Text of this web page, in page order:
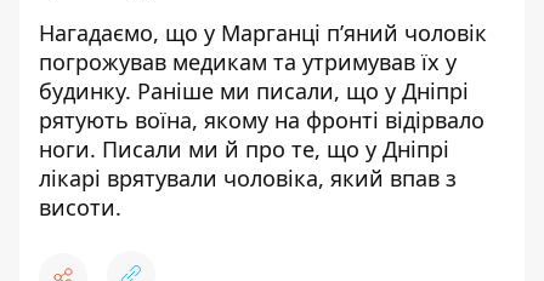
Нагадаємо, що у Марганці п’яний чоловік
погрожував медикам та утримував їх у
будинку. Раніше ми писали, що у Дніпрі
рятують воїна, якому на фронті відірвало
ноги. Писали ми й про те, що у Дніпрі
лікарі врятували чоловіка, який впав з
висоти.